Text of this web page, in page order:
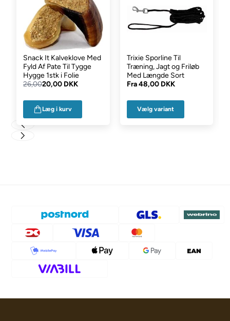
Snack It Kalveklove Med
Fyld Af Pate Til Tygge
Hygge 1stk i Folie
26,0020,00 DKK
Læg i kurv
Trixie Sporline Til
Træning, Jagt og Friløb
Med Længde Sort
Fra48,00 DKK
Vælg variant